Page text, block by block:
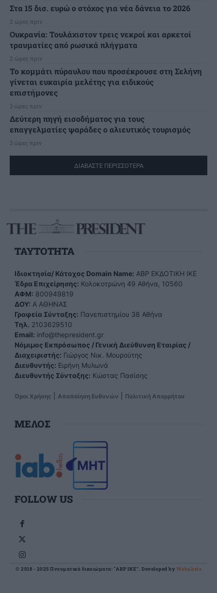
Στα 15 δισ. ευρώ ο στόχος για νέα δάνεια το 2026
2 ώρες πριν
Ουκρανία: Τουλάχιστον τρεις νεκροί και αρκετοί
τραυματίες από ρωσικά πλήγματα
2 ώρες πριν
Το κομμάτι πύραυλου που προσέκρουσε στη Σελήνη
γίνεται ευκαιρία μελέτης για ειδικούς
επιστήμονες
3 ώρες πριν
Δεύτερη πηγή εισοδήματος για τους
επαγγελματίες ψαράδες ο αλιευτικός τουρισμός
3 ώρες πριν
ΔΙΑΒΑΣΤΕ ΠΕΡΙΣΣΟΤΕΡΑ
TAYTOTHTA
Ιδιοκτησία/ Κάτοχος Domain Name: ΑBP ΕΚΔΟΤΙΚΗ ΙΚΕ
Έδρα Επιχείρησης: Κολοκοτρώνη 49 Αθήνα, 10560
ΑΦΜ: 800949819
ΔΟΥ: Α ΑΘΗΝΑΣ
Γραφεία Σύνταξης: Πανεπιστημίου 38 Αθήνα
Tηλ. 2103629510
Email: info@thepresident.gr
Νόμιμος Εκπρόσωπος / Γενική Διεύθυνση Εταιρίας /
Διαχειριστής: Γιώργος Νικ. Μουρούτης
Διευθυντής: Ειρήνη Μυλωνά
Διευθυντής Σύνταξης: Κώστας Πασίσης
Όροι Χρήσης Αποποίηση Ευθυνών Πολιτική Απορρήτου
ΜΕΛΟΣ
FOLLOW US
© 2018 - 2025 Πνευματικά δικαιώματα: "ABP IKE". Developed by Webalists